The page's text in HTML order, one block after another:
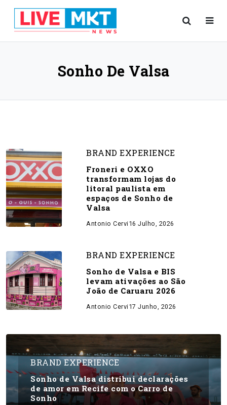
Sonho De Valsa
BRAND EXPERIENCE
Froneri e OXXO
transformam lojas do
litoral paulista em
espaços de Sonho de
Valsa
Antonio Cervi 16 Julho, 2026
BRAND EXPERIENCE
Sonho de Valsa e BIS
levam ativações ao São
João de Caruaru 2026
Antonio Cervi 17 Junho, 2026
BRAND EXPERIENCE
Sonho de Valsa distribui declarações
de amor em Recife com o Carro de
Sonho